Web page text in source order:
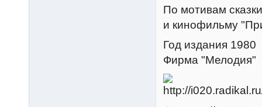
По мотивам
и кинофильму
Год издания 1980
Фирма "Мелодия"